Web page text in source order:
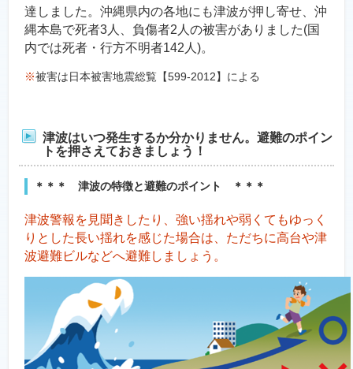
達しました。沖縄県内の各地にも津波が押し寄せ、沖
縄本島で死者3人、負傷者2人の被害がありました(国
内では死者・行方不明者142人)。
※被害は日本被害地震総覧【599-2012】による
津波はいつ発生するか分かりません。避難のポイン
トを押さえておきましょう！
＊＊＊ 津波の特徴と避難のポイント ＊＊＊
津波警報を見聞きしたり、強い揺れや弱くてもゆっく
りとした長い揺れを感じた場合は、ただちに高台や津
波避難ビルなどへ避難しましょう。